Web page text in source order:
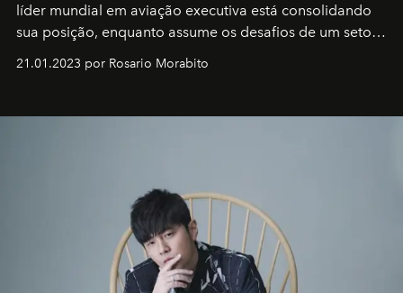
líder mundial em aviação executiva está consolidando
sua posição, enquanto assume os desafios de um setor
21.01.2023 por Rosario Morabito